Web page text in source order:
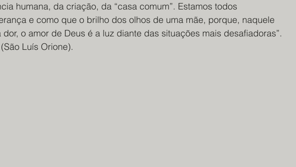
humana, da criação, da “casa comum”. Estamos todos
e como que o brilho dos olhos de uma mãe, porque, naquele
o amor de Deus é a luz diante das situações mais desafiadoras”.
Luís Orione).